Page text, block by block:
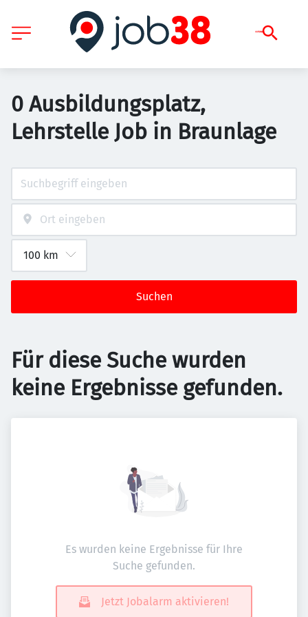
0 Ausbildungsplatz,
Lehrstelle Job in Braunlage
Suchen
Für diese Suche wurden
keine Ergebnisse gefunden.
Es wurden keine Ergebnisse für Ihre
Suche gefunden.
Jetzt Jobalarm aktivieren!